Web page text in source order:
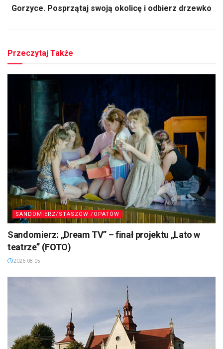
Gorzyce. Posprzątaj swoją okolicę i odbierz drzewko
Przeczytaj Także
SANDOMIERZ/STASZÓW /OPATÓW
Sandomierz: „Dream TV” – finał projektu „Lato w
teatrze” (FOTO)
2026-08-05